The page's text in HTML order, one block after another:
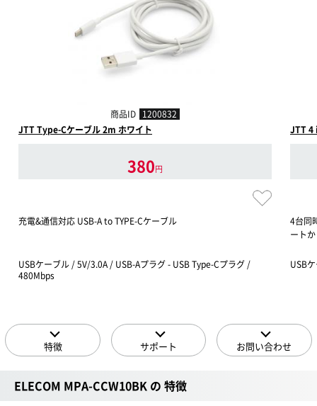
商品ID 1200832
JTT Type-Cケーブル 2m ホワイト
380円
充電&通信対応 USB-A to TYPE-Cケーブル
USBケーブル / 5V/3.0A / USB-Aプラグ - USB Type-Cプラグ /
480Mbps
JTT 4
4台同
ート
USB
特徴 サポート お問い合わせ
ELECOM MPA-CCW10BK の 特徴